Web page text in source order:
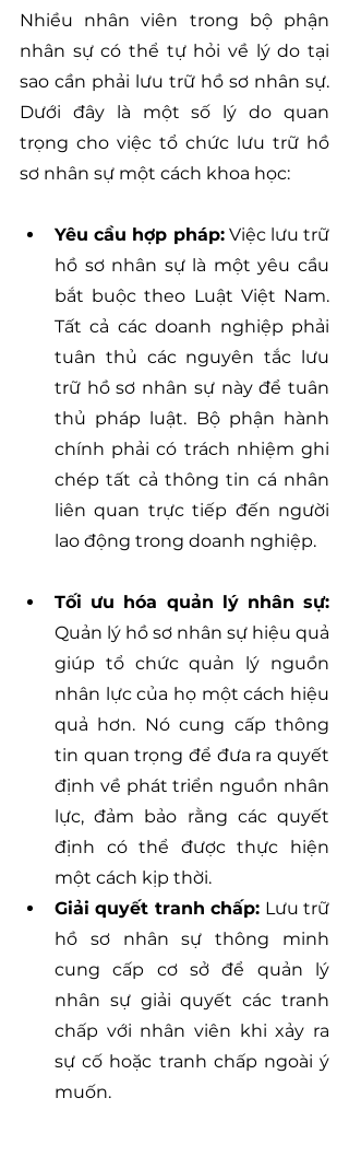
Nhiều nhân viên trong bộ phận
nhân sự có thể tự hỏi về lý do tại
sao cần phải lưu trữ hồ sơ nhân sự.
Dưới đây là một số lý do quan
trọng cho việc tổ chức lưu trữ hồ
sơ nhân sự một cách khoa học:
Yêu cầu hợp pháp: Việc lưu trữ
hồ sơ nhân sự là một yêu cầu
bắt buộc theo Luật Việt Nam.
Tất cả các doanh nghiệp phải
tuân thủ các nguyên tắc lưu
trữ hồ sơ nhân sự này để tuân
thủ pháp luật. Bộ phận hành
chính phải có trách nhiệm ghi
chép tất cả thông tin cá nhân
liên quan trực tiếp đến người
lao động trong doanh nghiệp.
Tối ưu hóa quản lý nhân sự:
Quản lý hồ sơ nhân sự hiệu quả
giúp tổ chức quản lý nguồn
nhân lực của họ một cách hiệu
quả hơn. Nó cung cấp thông
tin quan trọng để đưa ra quyết
định về phát triển nguồn nhân
lực, đảm bảo rằng các quyết
định có thể được thực hiện
một cách kịp thời.
Giải quyết tranh chấp: Lưu trữ
hồ sơ nhân sự thông minh
cung cấp cơ sở để quản lý
nhân sự giải quyết các tranh
chấp với nhân viên khi xảy ra
sự cố hoặc tranh chấp ngoài ý
muốn.